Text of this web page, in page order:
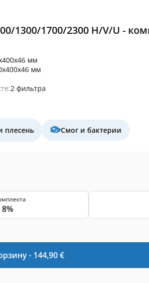
1300/1700/2300 H/V/U -
мм
мм
2 фильтра
плесень Смог и бактерии
8%
- 144,90 €